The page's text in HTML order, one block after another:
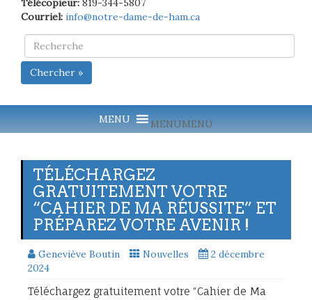
Télécopieur: 819-344-5807
Courriel: info@notre-dame-de-ham.ca
Chercher »
MENUMENU
TÉLÉCHARGEZ
GRATUITEMENT VOTRE
“CAHIER DE MA RÉUSSITE” ET
PRÉPAREZ VOTRE AVENIR !
Geneviève Boutin Nouvelles
2 décembre
2024
Téléchargez gratuitement votre “Cahier de Ma